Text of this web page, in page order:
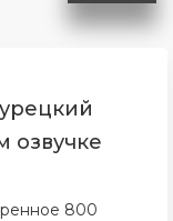
озвучке
800